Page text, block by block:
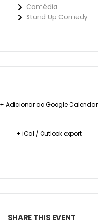
Comédia
Stand Up Comedy
+ Adicionar ao Google Calendar
+ iCal / Outlook export
SHARE THIS EVENT